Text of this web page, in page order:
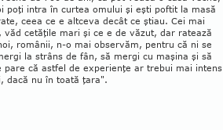
poţi intra în curtea omului şi eşti poftit la masă
ceea ce e altceva decât ce ştiau. Cei mai
cetăţile mari şi ce e de văzut, dar ratează
ro­mânii, n-o mai ob­ser­văm, pentru că ni se
la strâns de fân, să mergi cu maşina şi să
că astfel de experienţe ar trebui mai intens
dacă nu în toată ţara".